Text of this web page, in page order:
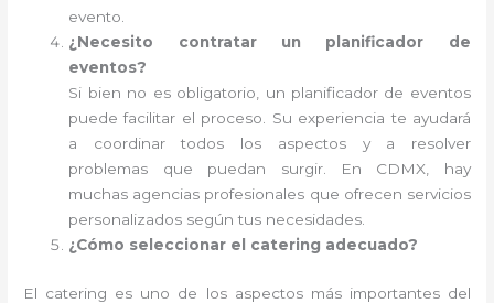
evento.
¿Necesito contratar un planificador de
eventos?
Si bien no es obligatorio, un planificador de eventos
puede facilitar el proceso. Su experiencia te ayudará
a coordinar todos los aspectos y a resolver
problemas que puedan surgir. En CDMX, hay
muchas agencias profesionales que ofrecen servicios
personalizados según tus necesidades.
¿Cómo seleccionar el catering adecuado?
El catering es uno de los aspectos más importantes del